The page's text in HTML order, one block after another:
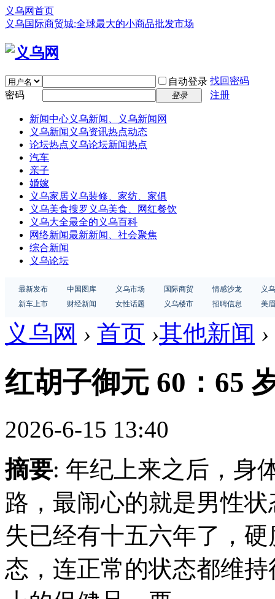
义乌网首页
义乌国际商贸城:全球最大的小商品批发市场
自动登录 找回密码
密码
登录 注册
新闻中心义乌新闻、义乌新闻网
义乌新闻 义乌资讯热点动态
论坛热点 义乌论坛新闻热点
汽车
亲子
婚嫁
义乌家居义乌装修、家纺、家俱
义乌美食搜罗义乌美食、网红餐饮
义乌大全最全的义乌百科
网络新闻最新新闻、社会聚焦
综合新闻
义乌论坛
最新发布 中国图库 义乌市场 国际商贸 情感沙龙
义
新车上市
财经新闻 女性话题 义乌楼市 招聘信息 美
义乌网 › 首页 ›其他新闻 ›
红胡子御元 60：65
2026-6-15 13:40
摘要: 年纪上来之后，身
路，最闹心的就是男性
失已经有十五六年了，
态，连正常的状态都维